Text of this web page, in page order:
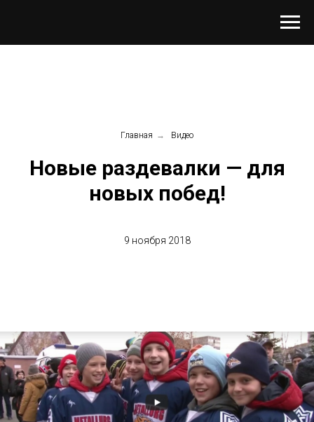
Главная → Видео
Новые раздевалки — для
новых побед!
9 ноября 2018